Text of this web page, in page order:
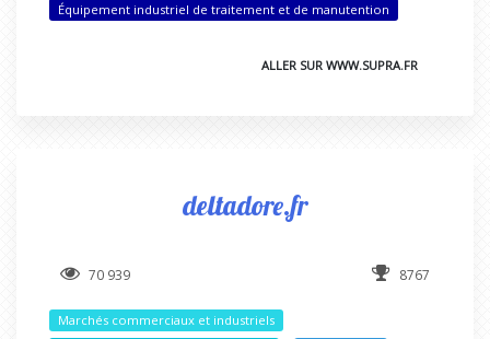
Équipement industriel de traitement et de manutention
ALLER SUR WWW.SUPRA.FR
deltadore.fr
70 939 8767
Marchés commerciaux et industriels